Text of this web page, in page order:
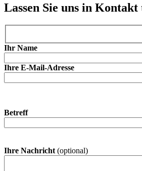
Lassen Sie uns in Kontakt
Ihr Name
Ihre E-Mail-Adresse
Betreff
Ihre Nachricht (optional)